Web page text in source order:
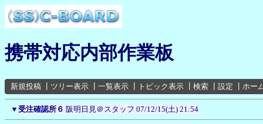
携帯対応内部作業板
新規投稿 ツリー表示 一覧表示 トピック表示 検索 設定 ホー
▼ 受注確認所６ 阪明日見＠スタッフ 07/12/15(土) 21:54